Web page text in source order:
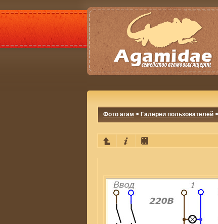
Фото агам > Галереи пользователей >